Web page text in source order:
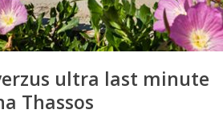
ultra last minute
Thassos